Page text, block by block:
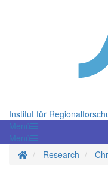
Institut für
Menü
Menü
Homepage
Research